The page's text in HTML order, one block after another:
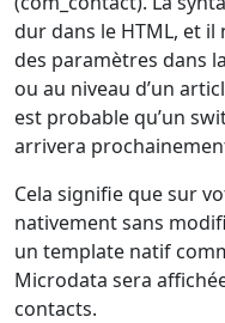
dur dans le HTML, et il
des paramètres dans
ou au niveau d’un
est probable qu’un
arrivera
Cela signifie que sur
nativement sans
un template natif
Microdata sera
contacts.